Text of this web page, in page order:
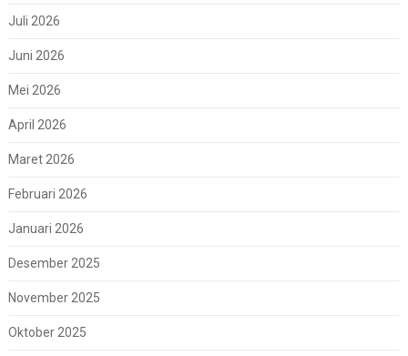
Juli 2026
Juni 2026
Mei 2026
April 2026
Maret 2026
Februari 2026
Januari 2026
Desember 2025
November 2025
Oktober 2025